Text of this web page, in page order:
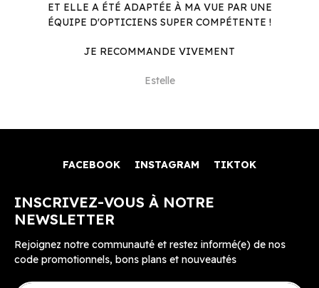
ET ELLE A ÉTÉ ADAPTÉE À MA VUE PAR UNE
ÉQUIPE D'OPTICIENS SUPER COMPÉTENTE !
JE RECOMMANDE VIVEMENT
Estelle
FACEBOOK INSTAGRAM TIKTOK
INSCRIVEZ-VOUS À NOTRE
NEWSLETTER
Rejoignez notre communauté et restez informé(e) de nos
code promotionnels, bons plans et nouveautés